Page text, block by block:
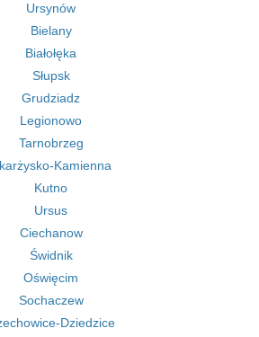
Ursynów
Bielany
Białołęka
Słupsk
Grudziadz
Legionowo
Tarnobrzeg
Kamienna
Kutno
Ursus
Ciechanow
Świdnik
Oświęcim
Sochaczew
Dziedzice